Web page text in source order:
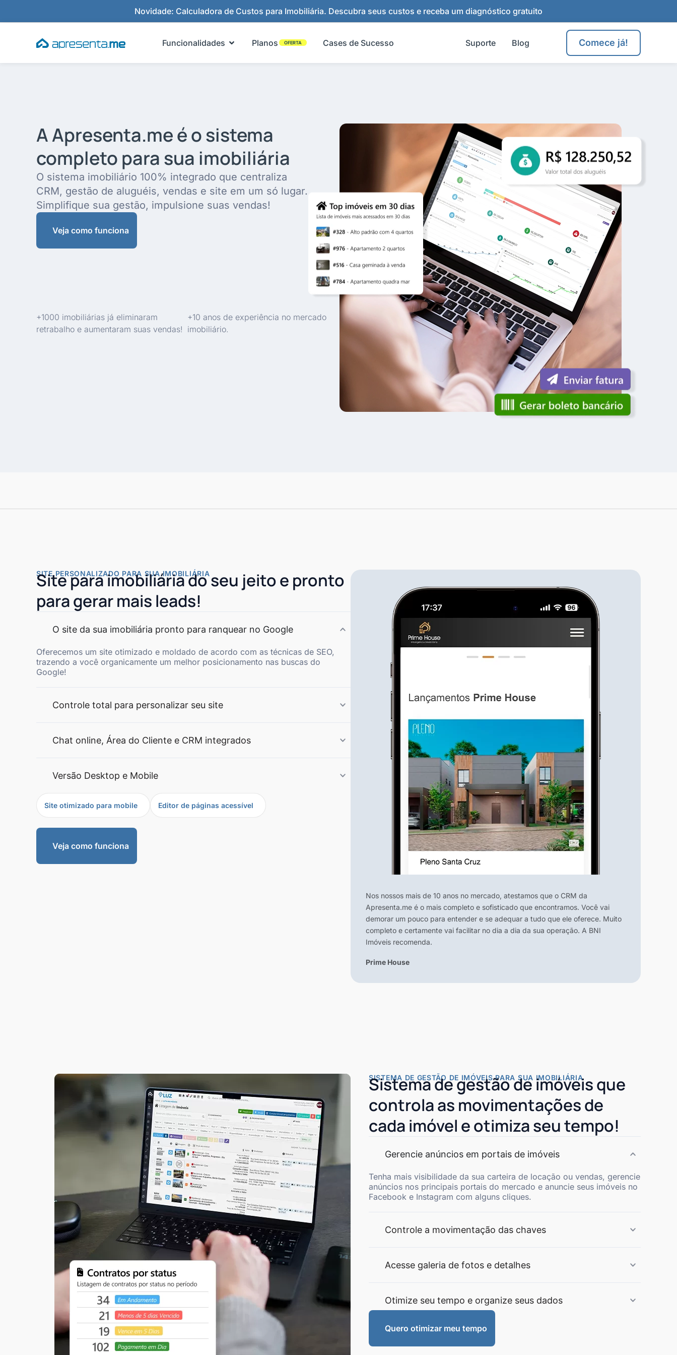
Novidade: Calculadora de Custos para Imobiliária. Descubra seus custos e receba um diagnóstico gratuito
Funcionalidades Abrir Funcionalidades
Planos OFERTA Cases de Sucesso Suporte Blog Comece já!
A Apresenta.me é o sistema
completo para sua imobiliária
O sistema imobiliário 100% integrado que centraliza
CRM, gestão de aluguéis, vendas e site em um só lugar.
Simplifique sua gestão, impulsione suas vendas!
Veja como funciona
+1000 imobiliárias já eliminaram
retrabalho e aumentaram suas vendas!
+10 anos de experiência no mercado
imobiliário.
SITE PERSONALIZADO PARA SUA IMOBILIÁRIA
Site para imobiliária do seu jeito e pronto
para gerar mais leads!
O site da sua imobiliária pronto para ranquear no Google
Oferecemos um site otimizado e moldado de acordo com as técnicas de SEO,
trazendo a você organicamente um melhor posicionamento nas buscas do
Google!
Controle total para personalizar seu site
Chat online, Área do Cliente e CRM integrados
Versão Desktop e Mobile
Site otimizado para mobile Editor de páginas acessível
Veja como funciona
Nos nossos mais de 10 anos no mercado, atestamos que o CRM da
Apresenta.me é o mais completo e sofisticado que encontramos. Você vai
demorar um pouco para entender e se adequar a tudo que ele oferece. Muito
completo e certamente vai facilitar no dia a dia da sua operação. A BNI
Imóveis recomenda.
Prime House
SISTEMA DE GESTÃO DE IMÓVEIS PARA SUA IMOBILIÁRIA
Sistema de gestão de imóveis que
controla as movimentações de
cada imóvel e otimiza seu tempo!
Gerencie anúncios em portais de imóveis
Tenha mais visibilidade da sua carteira de locação ou vendas, gerencie
anúncios nos principais portais do mercado e anuncie seus imóveis no
Facebook e Instagram com alguns cliques.
Controle a movimentação das chaves
Acesse galeria de fotos e detalhes
Otimize seu tempo e organize seus dados
Quero otimizar meu tempo